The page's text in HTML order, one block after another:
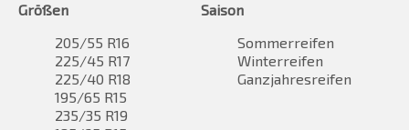
Größen
205/55 R16
225/45 R17
225/40 R18
195/65 R15
235/35 R19
Saison
Sommerreifen
Winterreifen
Ganzjahresreifen